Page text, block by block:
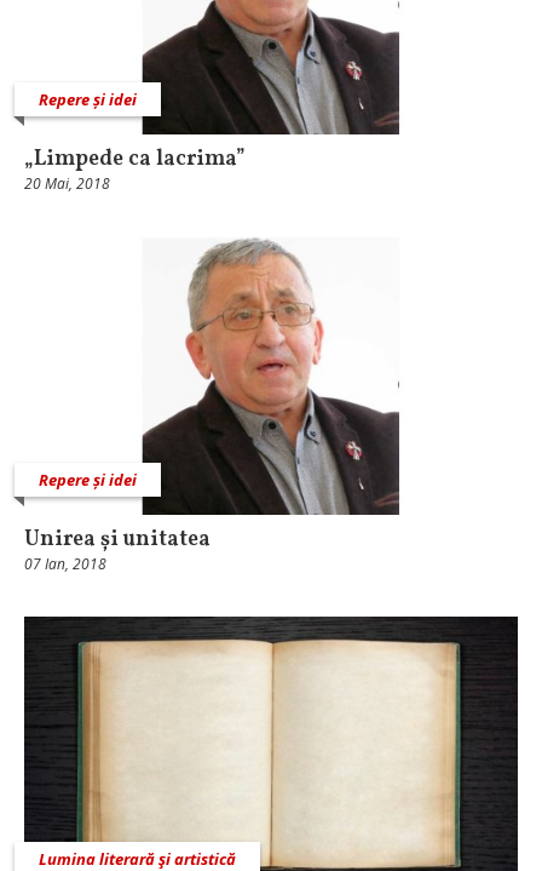
Repere și idei
„Limpede ca lacrima”
20 Mai, 2018
Repere și idei
Unirea și unitatea
07 Ian, 2018
Lumina literară şi artistică